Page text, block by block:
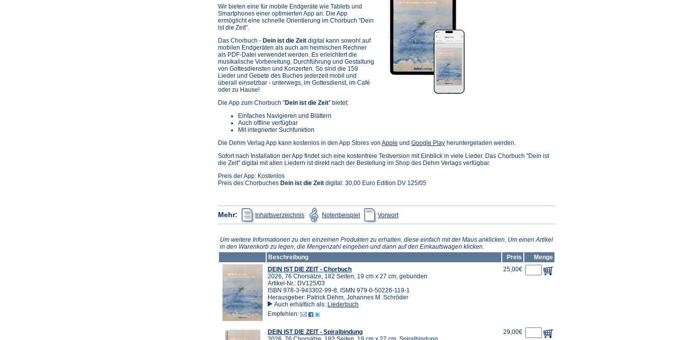
Wir bieten eine für mobile Endgeräte wie Tablets und
Smartphones einer optimierten App an. Die App
ermöglicht eine schnelle Orientierung im Chorbuch "Dein
ist die Zeit".
Das Chorbuch - Dein ist die Zeit digital kann sowohl auf
mobilen Endgeräten als auch am heimischen Rechner
als PDF-Datei verwendet werden. Es erleichtert die
musikalische Vorbereitung, Durchführung und Gestaltung
von Gottesdiensten und Konzerten. So sind die 159
Lieder und Gebete des Buches jederzeit mobil und
überall einsetzbar - unterwegs, im Gottesdienst, im Café
oder zu Hause!
Die App zum Chorbuch "Dein ist die Zeit" bietet:
Einfaches Navigieren und Blättern
Auch offline verfügbar
Mit integrierter Suchfunktion
Die Dehm Verlag App kann kostenlos in den App Stores von Apple (Öffnet
einem
neuen
und Google Play(Öffnet
einem
neuen
heruntergeladen werden.
Sofort nach Installation der App findet sich eine kostenfreie Testversion mit Einblick in viele Lieder. Das Chorbuch "Dein ist
die Zeit" digital mit allen Liedern ist direkt nach der Bestellung im Shop des Dehm Verlags verfügbar.
Preis der App: Kostenlos
Preis des Chorbuches Dein ist die Zeit digital: 30,00 Euro Edition DV 125/05
Mehr: Inhaltsverzeichnis
(Öffnet
in
einem
Tab)
Notenbeispiel
(Öffnet
in
einem
Tab)
Vorwortin
einem
Tab)
Um weitere Informationen zu den einzelnen Produkten zu erhalten, diese einfach mit der Maus anklicken. Um einen Artikel
in den Warenkorb zu legen, die Mengenzahl eingeben und dann auf den Einkaufswagen klicken.
Beschreibung
Preis
Menge
DEIN IST DIE ZEIT - Chorbuch
2026, 76 Chorsätze, 182 Seiten, 19 cm x 27 cm, gebunden
Artikel-Nr.: DV125/03
ISBN 978-3-943302-99-8, ISMN 979-0-50226-119-1
Herausgeber: Patrick Dehm, Johannes M. Schröder
Auch erhältlich als: Liederbuch
Empfehlen:
25,00€
DEIN IST DIE ZEIT - Spiralbindung
29,00€